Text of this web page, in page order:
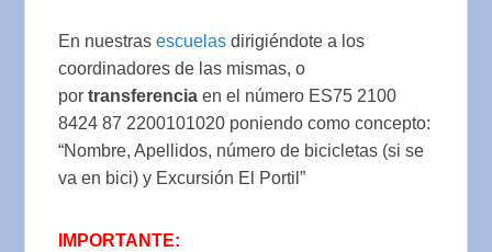
En nuestrasescuelas dirigiéndote a los
coordinadores de las mismas, o
portransferencia en el número ES75 2100
8424 87 2200101020 poniendo como concepto:
“Nombre, Apellidos, número de bicicletas (si se
va en bici) y Excursión El Portil”
IMPORTANTE: